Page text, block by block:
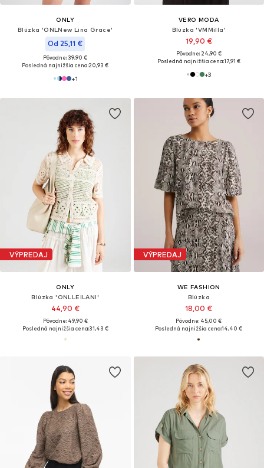
ONLY
Blúzka 'ONLNew Lina Grace'
Od 25,11 €
Pôvodne: 39,90 €
Posledná najnižšia cena:20,93 €
+1
VERO MODA
Blúzka 'VMMilla'
19,90 €
Pôvodne: 24,90 €
Posledná najnižšia cena:17,91 €
+3
VÝPREDAJ
ONLY
Blúzka 'ONLLEILANI'
44,90 €
Pôvodne: 49,90 €
Posledná najnižšia cena:31,43 €
VÝPREDAJ
WE FASHION
Blúzka
18,00 €
Pôvodne: 45,00 €
Posledná najnižšia cena:14,40 €